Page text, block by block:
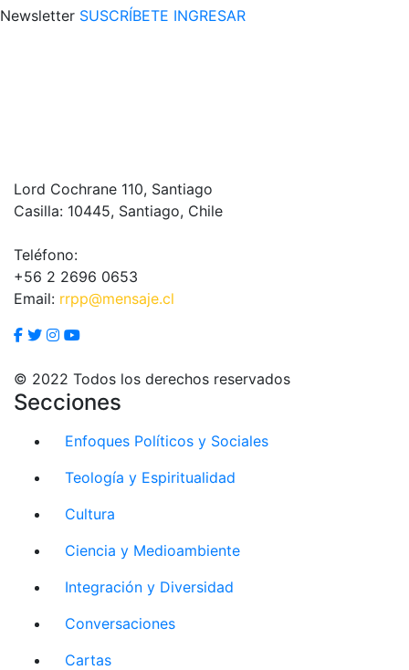
Newsletter SUSCRÍBETE INGRESAR
Lord Cochrane 110, Santiago
Casilla: 10445, Santiago, Chile
Teléfono:
+56 2 2696 0653
Email: rrpp@mensaje.cl
© 2022 Todos los derechos reservados
Secciones
Enfoques Políticos y Sociales
Teología y Espiritualidad
Cultura
Ciencia y Medioambiente
Integración y Diversidad
Conversaciones
Cartas